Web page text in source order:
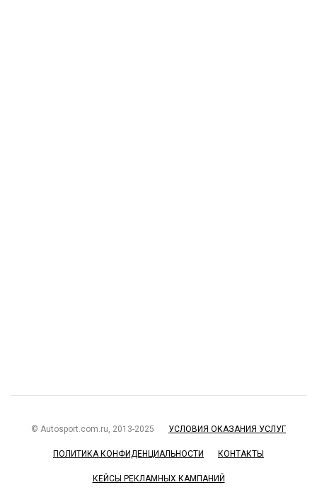
© Autosport.com.ru, 2013-2025 УСЛОВИЯ ОКАЗАНИЯ УСЛУГ
ПОЛИТИКА КОНФИДЕНЦИАЛЬНОСТИ КОНТАКТЫ
КЕЙСЫ РЕКЛАМНЫХ КАМПАНИЙ